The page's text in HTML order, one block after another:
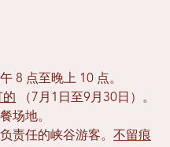
8 点至晚上 10 点。
的
（7月1日至9月30日）。
场地。
责任的峡谷游客。 不留痕